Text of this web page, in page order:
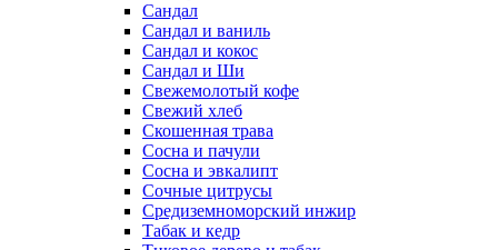
Сандал
Сандал и ваниль
Сандал и кокос
Сандал и Ши
Свежемолотый кофе
Свежий хлеб
Скошенная трава
Сосна и пачули
Сосна и эвкалипт
Сочные цитрусы
Средиземноморский инжир
Табак и кедр